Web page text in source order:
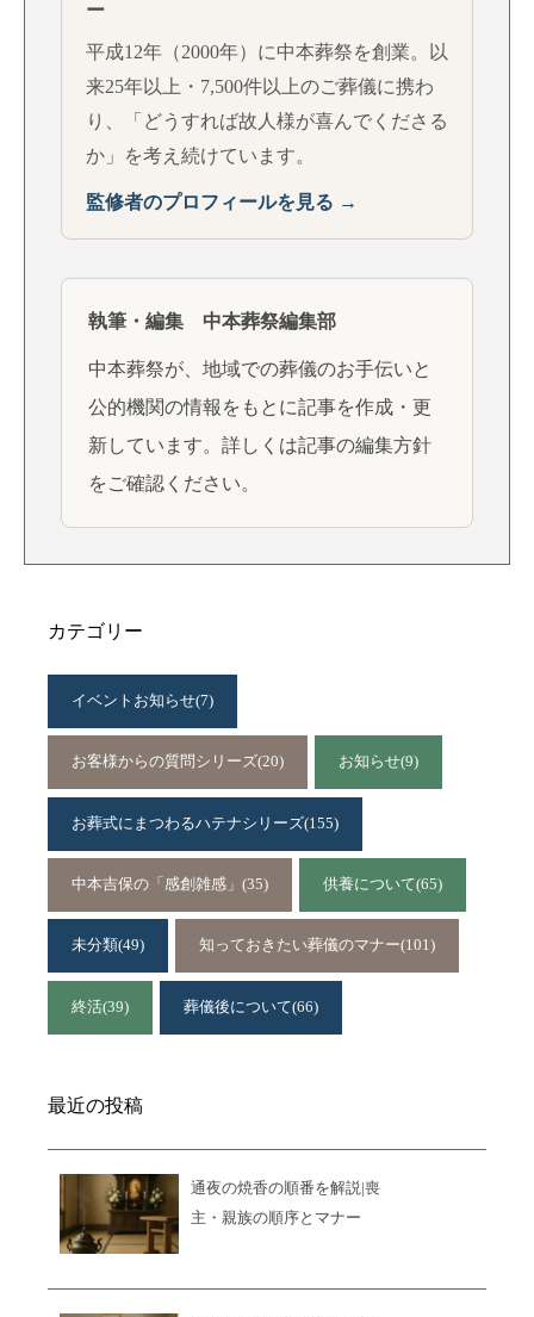
ー
平成12年（2000年）に中本葬祭を創業。以
来25年以上・7,500件以上のご葬儀に携わ
り、「どうすれば故人様が喜んでくださる
か」を考え続けています。
監修者のプロフィールを見る →
執筆・編集 中本葬祭編集部
中本葬祭が、地域での葬儀のお手伝いと
公的機関の情報をもとに記事を作成・更
新しています。詳しくは記事の編集方針
をご確認ください。
カテゴリー
イベントお知らせ(7)
お客様からの質問シリーズ(20) お知らせ(9)
お葬式にまつわるハテナシリーズ(155)
中本吉保の「感創雑感」 (35) 供養について(65)
未分類(49) 知っておきたい葬儀のマナー(101)
終活(39) 葬儀後について(66)
最近の投稿
通夜の焼香の順番を解説|喪
主・親族の順序とマナー